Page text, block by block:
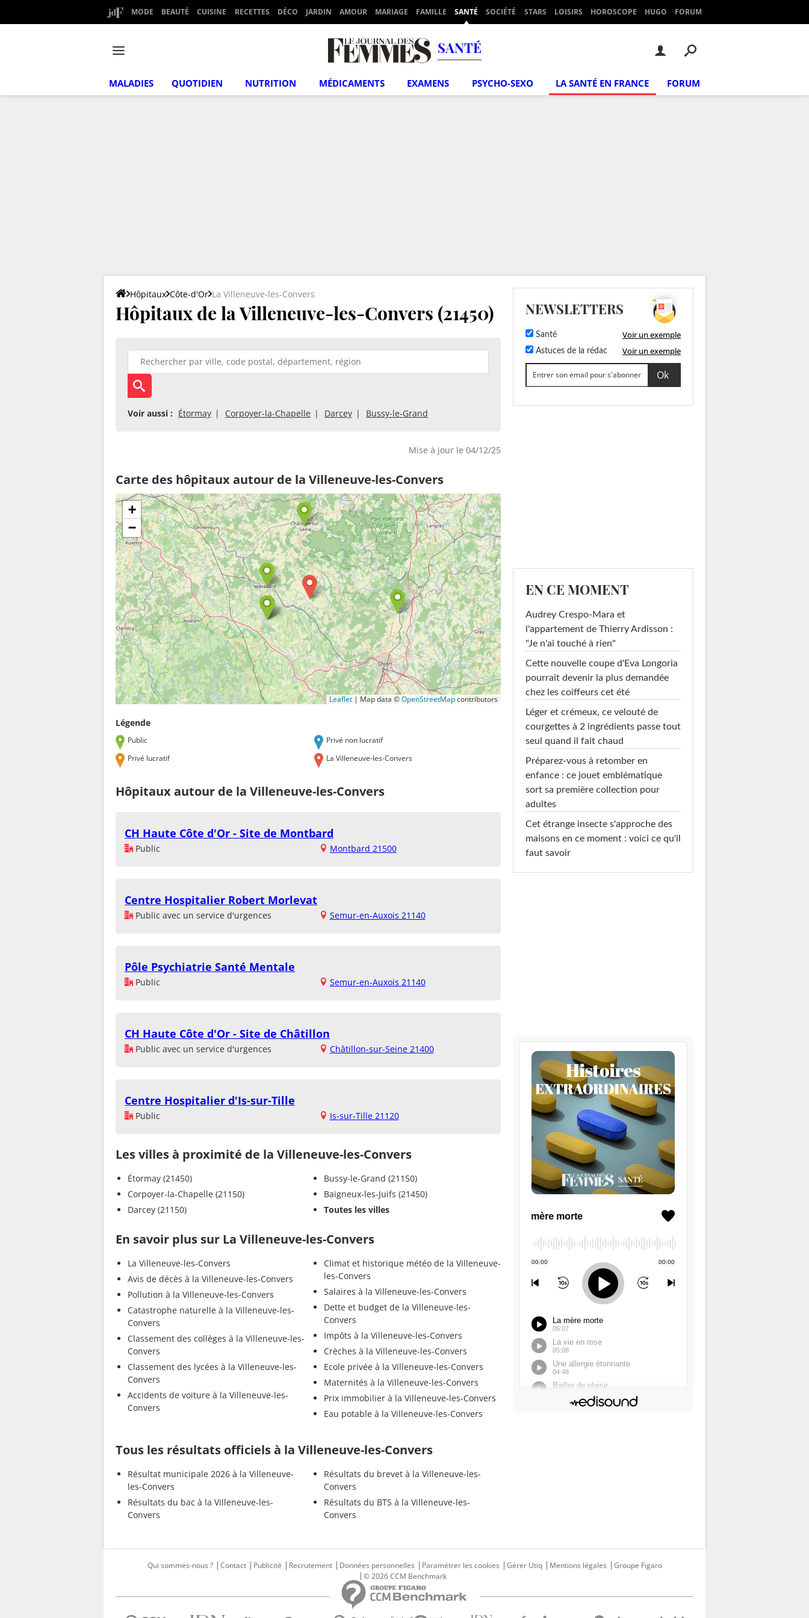
MODE BEAUTÉ CUISINE RECETTES DÉCO JARDIN AMOUR MARIAGE FAMILLE SANTÉ SOCIÉTÉ STARS LOISIRS HOROSCOPE HUGO FORUM
SANTÉ
MALADIES QUOTIDIEN NUTRITION MÉDICAMENTS EXAMENS PSYCHO-SEXO LA SANTÉ EN FRANCE FORUM
Hôpitaux Côte-d'Or La Villeneuve-les-Convers
Hôpitaux de la Villeneuve-les-Convers (21450)
Voir aussi : Étormay Corpoyer-la-Chapelle Darcey Bussy-le-Grand
Mise à jour le 04/12/25
Carte des hôpitaux autour de la Villeneuve-les-Convers
+
−
Leaflet | Map data ©OpenStreetMapcontributors
Légende
Public
Privé non lucratif
Privé lucratif
La Villeneuve-les-Convers
Hôpitaux autour de la Villeneuve-les-Convers
CH Haute Côte d'Or - Site de Montbard
Public Montbard 21500
Centre Hospitalier Robert Morlevat
Public avec un service d'urgences Semur-en-Auxois 21140
Pôle Psychiatrie Santé Mentale
Public Semur-en-Auxois 21140
CH Haute Côte d'Or - Site de Châtillon
Public avec un service d'urgences Châtillon-sur-Seine 21400
Centre Hospitalier d'Is-sur-Tille
Public Is-sur-Tille 21120
Les villes à proximité de la Villeneuve-les-Convers
Étormay (21450)
Corpoyer-la-Chapelle (21150)
Darcey (21150)
Bussy-le-Grand (21150)
Baigneux-les-Juifs (21450)
Toutes les villes
En savoir plus sur La Villeneuve-les-Convers
La Villeneuve-les-Convers
Avis de décès à la Villeneuve-les-Convers
Pollution à la Villeneuve-les-Convers
Catastrophe naturelle à la Villeneuve-les-
Convers
Classement des collèges à la Villeneuve-les-
Convers
Classement des lycées à la Villeneuve-les-
Convers
Accidents de voiture à la Villeneuve-les-
Convers
Climat et historique météo de la Villeneuve-
les-Convers
Salaires à la Villeneuve-les-Convers
Dette et budget de la Villeneuve-les-
Convers
Impôts à la Villeneuve-les-Convers
Crèches à la Villeneuve-les-Convers
Ecole privée à la Villeneuve-les-Convers
Maternités à la Villeneuve-les-Convers
Prix immobilier à la Villeneuve-les-Convers
Eau potable à la Villeneuve-les-Convers
Tous les résultats officiels à la Villeneuve-les-Convers
Résultat municipale 2026 à la Villeneuve-
les-Convers
Résultats du bac à la Villeneuve-les-
Convers
Résultats du brevet à la Villeneuve-les-
Convers
Résultats du BTS à la Villeneuve-les-
Convers
NEWSLETTERS
Santé Voir un exemple
Astuces de la rédac Voir un exemple
EN CE MOMENT
Audrey Crespo-Mara et
l'appartement de Thierry Ardisson :
"Je n'ai touché à rien"
Cette nouvelle coupe d'Eva Longoria
pourrait devenir la plus demandée
chez les coiffeurs cet été
Léger et crémeux, ce velouté de
courgettes à 2 ingrédients passe tout
seul quand il fait chaud
Préparez-vous à retomber en
enfance : ce jouet emblématique
sort sa première collection pour
adultes
Cet étrange insecte s'approche des
maisons en ce moment : voici ce qu'il
faut savoir
Qui sommes-nous ? Contact Publicité Recrutement Données personnelles Paramétrer les cookies Gérer Utiq Mentions légales
Groupe Figaro
© 2026 CCM Benchmark